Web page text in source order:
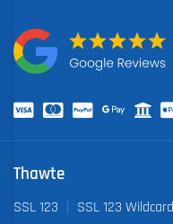
Thawte
SSL 123 SSL 123 Wildcard